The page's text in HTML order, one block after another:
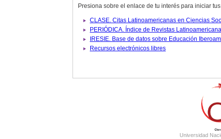
Presiona sobre el enlace de tu interés para iniciar
IRESIE. Base de datos
Recursos electrónicos libres
Universidad